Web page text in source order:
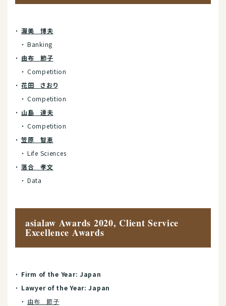
渥美 博夫
Banking
由布 節子
Competition
花田 さおり
Competition
山島 達夫
Competition
笠原 智恵
Life Sciences
落合 孝文
Data
asialaw Awards 2020, Client Service
Excellence Awards
Firm of the Year: Japan
Lawyer of the Year: Japan
由布 節子